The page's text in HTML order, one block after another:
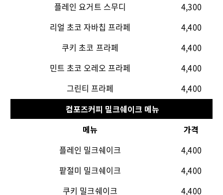
플레인 요거트 스무디
4,300
리얼 초코 자바칩 프라페
4,400
쿠키 초코 프라페
4,400
민트 초코 오레오 프라페
4,400
그린티 프라페
4,400
컴포즈커피 밀크쉐이크 메뉴
메뉴
가격
플레인 밀크쉐이크
4,400
팥절미 밀크쉐이크
4,400
쿠키 밀크쉐이크
4,400